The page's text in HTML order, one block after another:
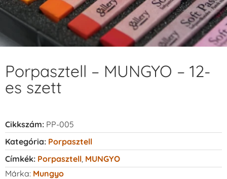
Porpasztell – MUNGYO – 12-
es szett
Cikkszám: PP-005
Kategória: Porpasztell
Címkék: Porpasztell MUNGYO
Márka: Mungyo